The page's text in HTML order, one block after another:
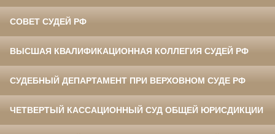
СОВЕТ СУДЕЙ РФ
ВЫСШАЯ КВАЛИФИКАЦИОННАЯ КОЛЛЕГИЯ СУДЕЙ РФ
СУДЕБНЫЙ ДЕПАРТАМЕНТ ПРИ ВЕРХОВНОМ СУДЕ РФ
ЧЕТВЕРТЫЙ КАССАЦИОННЫЙ СУД ОБЩЕЙ ЮРИСДИКЦИИ